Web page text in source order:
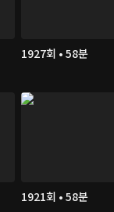
1927회 • 58분
1921회 • 58분